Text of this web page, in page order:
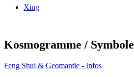
Xing
Kosmogramme / Symbole
Feng Shui & Geomantie - Infos